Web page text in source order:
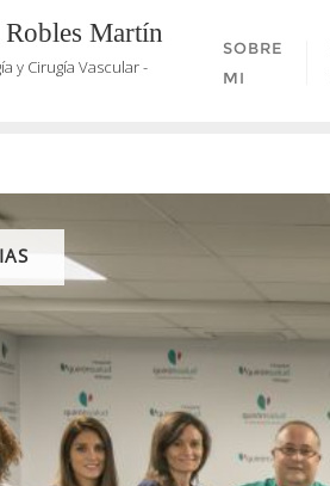
Martín
y Cirugía Vascular -
SOBRE
MI